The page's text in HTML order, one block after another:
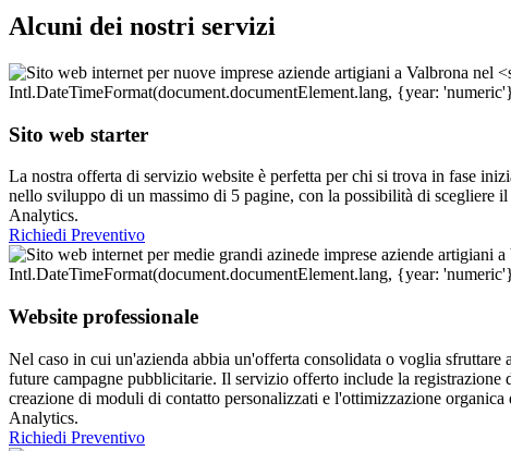
Alcuni dei nostri servizi
Sito web starter
La nostra offerta di servizio website è perfetta per chi si trova in fase
nello sviluppo di un massimo di 5 pagine, con la possibilità di scegliere
Analytics.
Richiedi Preventivo
Website professionale
Nel caso in cui un'azienda abbia un'offerta consolidata o voglia
future campagne pubblicitarie. Il servizio offerto include la
creazione di moduli di contatto personalizzati e l'ottimizzazione
Analytics.
Richiedi Preventivo